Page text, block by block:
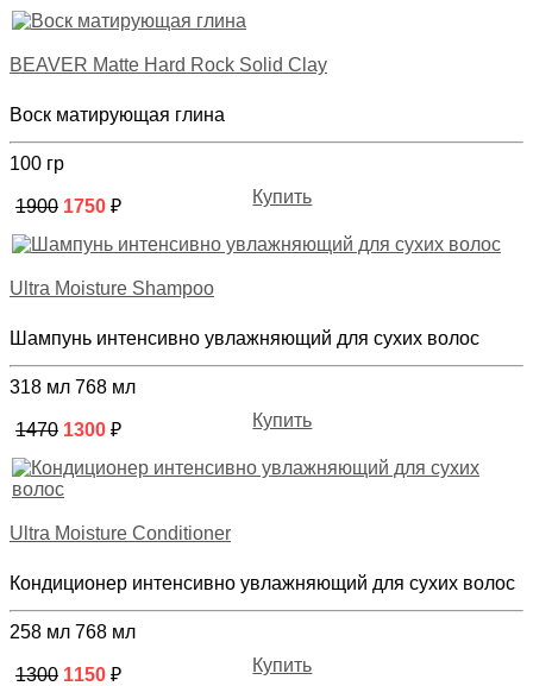
BEAVER Matte Hard Rock Solid Clay
Воск матирующая глина
100 гр
1900 1750 ₽ Купить
Ultra Moisture Shampoo
Шампунь интенсивно увлажняющий для сухих волос
318 мл 768 мл
1470 1300 ₽ Купить
Ultra Moisture Conditioner
Кондиционер интенсивно увлажняющий для сухих волос
258 мл 768 мл
1300 1150 ₽ Купить